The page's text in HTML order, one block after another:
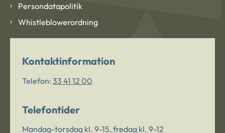
Persondatapolitik
Whistleblowerordning
Kontaktinformation
Telefon: 33 41 12 00
Telefontider
Mandag-torsdag kl. 9-15, fredag kl. 9-12